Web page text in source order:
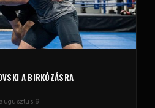
A BIRKÓZÁSRA
augusztus 6